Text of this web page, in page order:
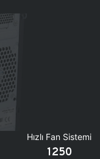
Hızlı Fan Sistemi
1250